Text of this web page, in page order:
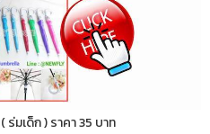
ร่มเด็ก ) ราคา 35 บาท